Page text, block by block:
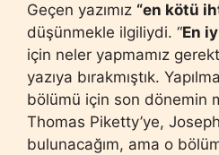
Geçen yazımız “en kötü
düşünmekle ilgiliydi. “En
için neler yapmamız
yazıya bırakmıştık.
bölümü için son dönemin
Thomas Piketty’ye,
bulunacağım, ama o